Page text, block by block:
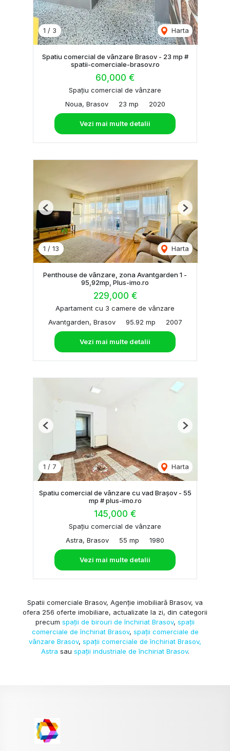
1 / 3 Harta
Spatiu comercial de vânzare Brasov - 23 mp #
spatii-comerciale-brasov.ro
60,000 €
Spațiu comercial de vânzare
Noua, Brasov
23 mp 2020
Vezi mai multe detalii
1 / 13 Harta
Previous Next
Penthouse de vânzare, zona Avantgarden 1 -
95,92mp, Plus-imo.ro
229,000 €
Apartament cu 3 camere de vânzare
Avantgarden, Brasov
95.92 mp 2007
Vezi mai multe detalii
1 / 7 Harta
Previous Next
Spatiu comercial de vânzare cu vad Brașov - 55
mp # plus-imo.ro
145,000 €
Spațiu comercial de vânzare
Astra, Brasov
55 mp 1980
Vezi mai multe detalii
Spatii comerciale Brasov, Agenție imobiliară Brasov, va
ofera 256 oferte imobiliare, actualizate la zi, din categorii
precum spații de birouri de închiriat Brasov, spații
comerciale de închiriat Brasov, spații comerciale de
vânzare Brasov, spații comerciale de închiriat Brasov,
Astra sau spații industriale de închiriat Brasov.